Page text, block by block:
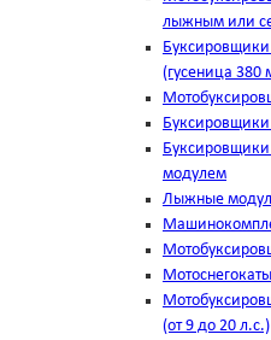
лыжным или
(гусеница 380
модулем
Лыжные
(от 9 до 20 л.с.)